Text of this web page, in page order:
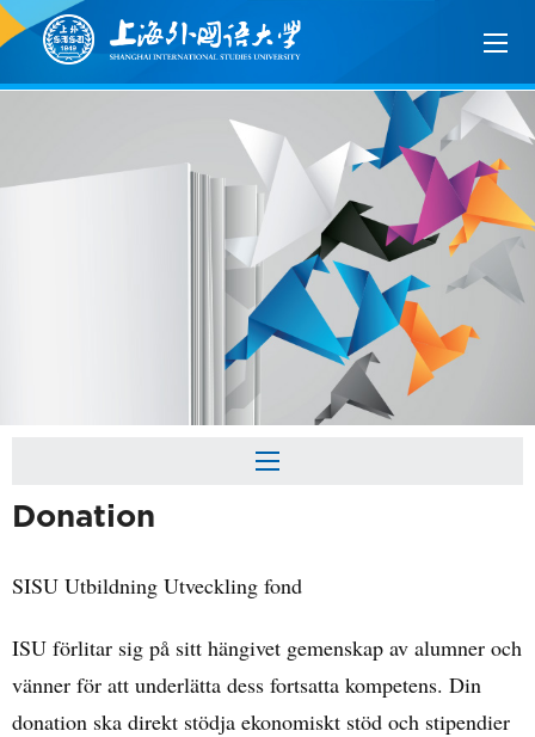
Donation
SISU Utbildning Utveckling fond
ISU förlitar sig på sitt hängivet gemenskap av alumner och
vänner för att underlätta dess fortsatta kompetens. Din
donation ska direkt stödja ekonomiskt stöd och stipendier